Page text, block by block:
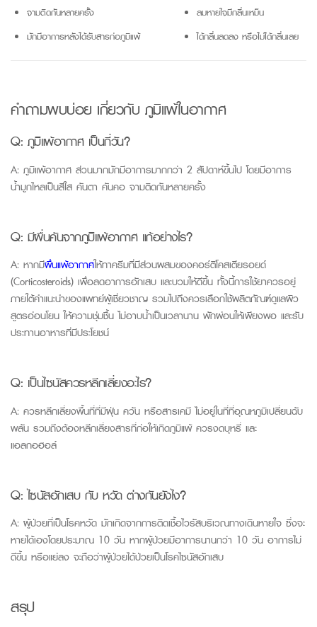
จามติดกันหลายครั้ง
มักมีอาการหลังได้รับสารก่อภูมิแพ้
ลมหายใจมีกลิ่นเหม็น
ได้กลิ่นลดลง หรือไม่ได้กลิ่นเลย
คำถามพบบ่อย เกี่ยวกับ ภูมิแพ้ในอากาศ
Q: ภูมิแพ้อากาศ เป็นกี่วัน?
A: ภูมิแพ้อากาศ ส่วนมากมักมีอาการมากกว่า 2 สัปดาห์ขึ้นไป โดยมีอาการ
น้ำมูกไหลเป็นสีใส คันตา คันคอ จามติดกันหลายครั้ง
Q: มีผื่นคันจากภูมิแพ้อากาศ แก้อย่างไร?
A: หากมีผื่นแพ้อากาศให้ทาครีมที่มีส่วนผสมของคอร์ติโคสเตียรอยด์
(Corticosteroids) เพื่อลดอาการอักเสบ และบวมให้ดีขึ้น ทั้งนี้การใช้ยาควรอยู่
ภายใต้คำแนะนำของแพทย์ผู้เชี่ยวชาญ รวมไปถึงควรเลือกใช้ผลิตภัณฑ์ดูแลผิว
สูตรอ่อนโยน ให้ความชุ่มชื้น ไม่อาบน้ำเป็นเวลานาน พักผ่อนให้เพียงพอ และรับ
ประทานอาหารที่มีประโยชน์
Q: เป็นไซนัสควรหลีกเลี่ยงอะไร?
A: ควรหลีกเลี่ยงพื้นที่ที่มีฝุ่น ควัน หรือสารเคมี ไม่อยู่ในที่ที่อุณหภูมิเปลี่ยนฉับ
พลัน รวมถึงต้องหลีกเลี่ยงสารที่ก่อให้เกิดภูมิแพ้ ควรงดบุหรี่ และ
แอลกอฮอล์
Q: ไซนัสอักเสบ กับ หวัด ต่างกันยังไง?
A: ผู้ป่วยที่เป็นโรคหวัด มักเกิดจากการติดเชื้อไวรัสบริเวณทางเดินหายใจ ซึ่งจะ
หายได้เองโดยประมาณ 10 วัน หากผู้ป่วยมีอาการนานกว่า 10 วัน อาการไม่
ดีขึ้น หรือแย่ลง จะถือว่าผู้ป่วยได้ป่วยเป็นโรคไซนัสอักเสบ
สรุป